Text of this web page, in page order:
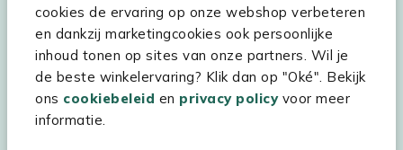
cookies de ervaring op onze webshop verbeteren
en dankzij marketingcookies ook persoonlijke
inhoud tonen op sites van onze partners. Wil je
de beste winkelervaring? Klik dan op "Oké". Bekijk
ons cookiebeleid en privacy policyvoor meer
informatie.
Hulp & service
Assortiment
Kees Smit Tuinmeubelen
Experience Stores XXL